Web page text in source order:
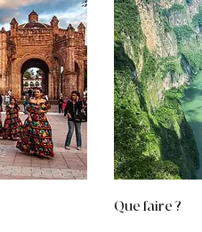
Que faire ?